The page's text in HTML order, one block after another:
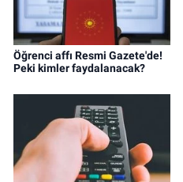
Öğrenci affı Resmi Gazete'de!
Peki kimler faydalanacak?